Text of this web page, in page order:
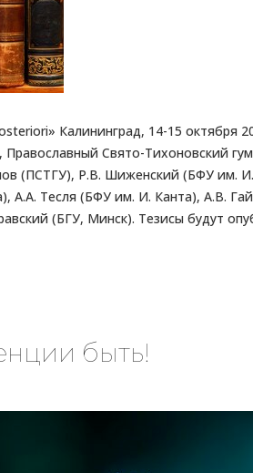
Калининград, 14-15
Свято-Тихоновский
(ПСТГУ), Р.В. Шиженский (БФУ им.
А.А. Тесля (БФУ им. И. Канта), А.В.
(БГУ, Минск). Тезисы будут
быть!